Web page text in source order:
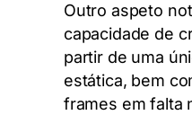
Outro aspeto
capacidade de
partir de uma
estática, bem
frames em falta